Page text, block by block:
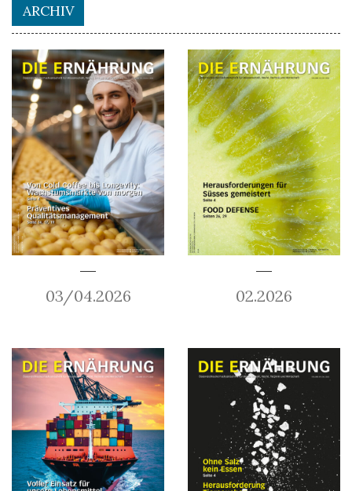
ARCHIV
03/04.2026 02.2026